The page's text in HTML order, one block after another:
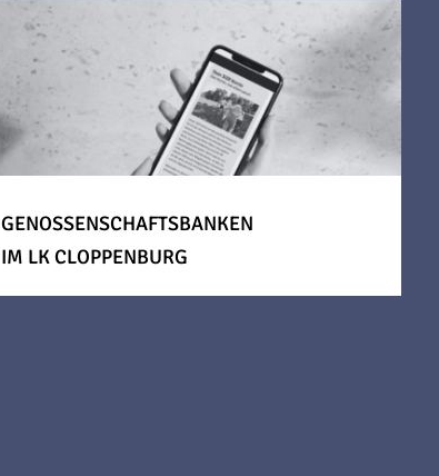
GENOSSENSCHAFTSBANKEN
IM LK CLOPPENBURG